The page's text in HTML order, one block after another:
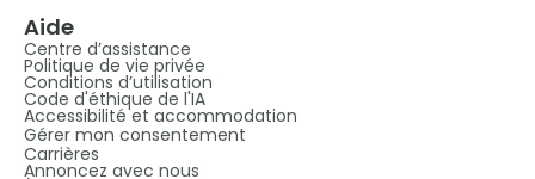
Aide
Centre d’assistance
Politique de vie privée
Conditions d’utilisation
Code d'éthique de l'IA
Accessibilité et accommodation
Gérer mon consentement
Carrières
Annoncez avec nous